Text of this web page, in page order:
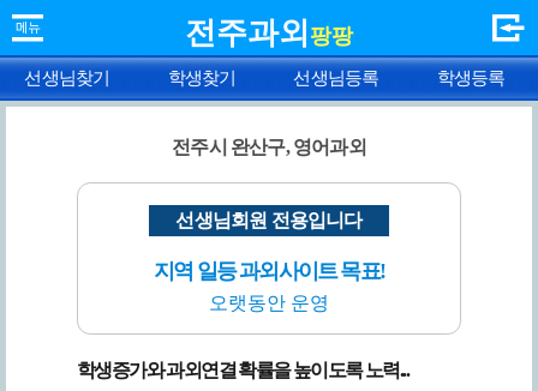
전주과외 팡팡
선생님찾기 학생찾기 선생님등록 학생등록
전주시 완산구, 영어과외
선생님회원 전용입니다
지역 일등 과외사이트 목표!
오랫동안 운영
학생증가와 과외연결 확률을 높이도록 노력...